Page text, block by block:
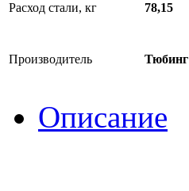
Расход стали, кг 78,15
Производитель Тюбинг
Описание